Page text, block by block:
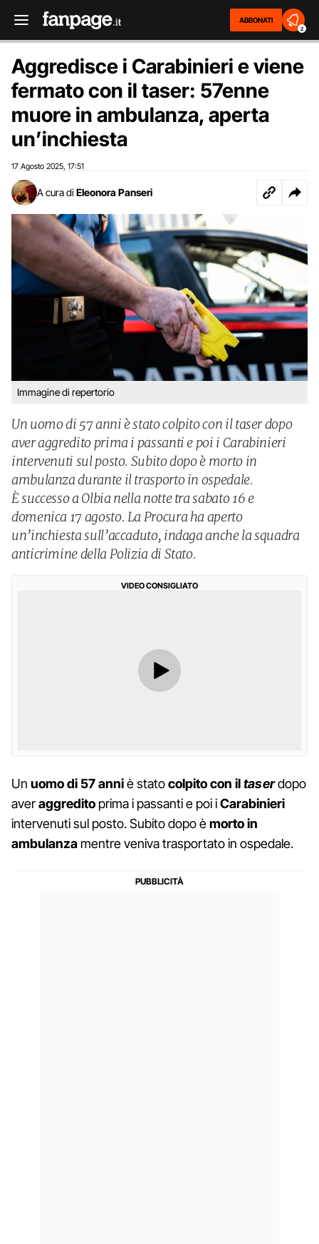
ABBONATI
2
Aggredisce i Carabinieri e viene
fermato con il taser: 57enne
muore in ambulanza, aperta
un’inchiesta
17 Agosto 2025 17:51
A cura di Eleonora Panseri
Immagine di repertorio
Un uomo di 57 anni è stato colpito con il taser dopo
aver aggredito prima i passanti e poi i Carabinieri
intervenuti sul posto. Subito dopo è morto in
ambulanza durante il trasporto in ospedale.
È successo a Olbia nella notte tra sabato 16 e
domenica 17 agosto. La Procura ha aperto
un’inchiesta sull’accaduto, indaga anche la squadra
anticrimine della Polizia di Stato.
VIDEO CONSIGLIATO
Un uomo di 57 anniè statocolpito con iltaserdopo
averaggredito prima i passanti e poi iCarabinieri
intervenuti sul posto. Subito dopo èmorto in
ambulanza mentre veniva trasportato in ospedale.